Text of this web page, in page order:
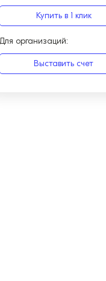
Купить в 1 клик
организаций:
Выставить счет